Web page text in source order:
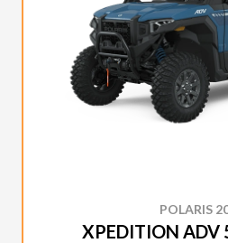
POLARIS
XPEDITION ADV